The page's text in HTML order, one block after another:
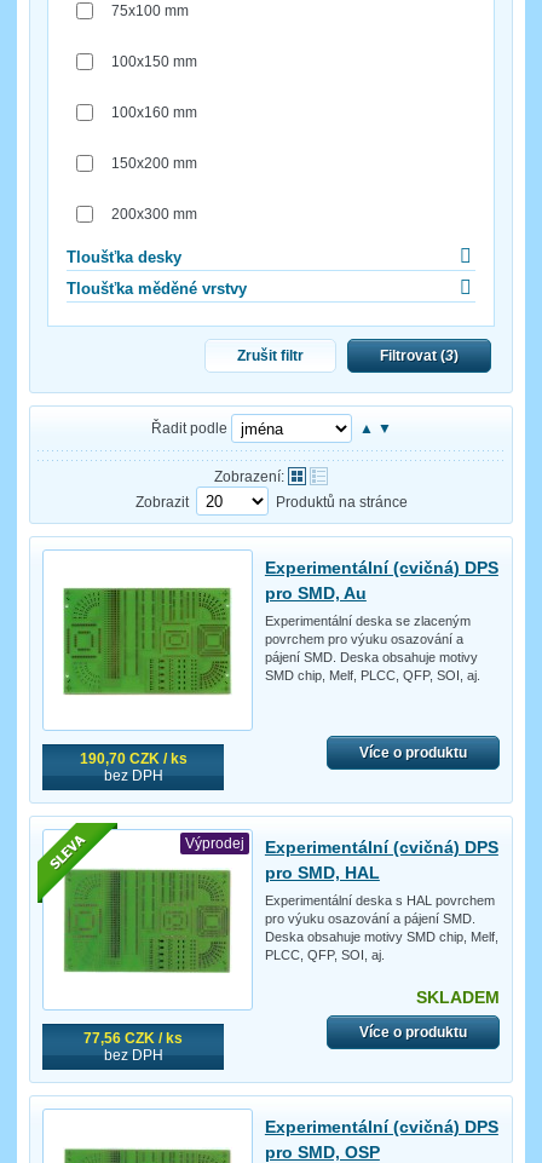
75x100 mm
100x150 mm
100x160 mm
150x200 mm
200x300 mm
Tloušťka desky
Tloušťka měděné vrstvy
Zrušit filtr Filtrovat (3)
Řadit podle ▲ ▼
Zobrazení:
Zobrazit
Produktů na stránce
190,70 CZK / ks
bez DPH
Experimentální (cvičná) DPS
pro SMD, Au
Experimentální deska se zlaceným
povrchem pro výuku osazování a
pájení SMD. Deska obsahuje motivy
SMD chip, Melf, PLCC, QFP, SOI, aj.
Více o produktu
Výprodej
77,56 CZK / ks
bez DPH
Experimentální (cvičná) DPS
pro SMD, HAL
Experimentální deska s HAL povrchem
pro výuku osazování a pájení SMD.
Deska obsahuje motivy SMD chip, Melf,
PLCC, QFP, SOI, aj.
SKLADEM
Více o produktu
Experimentální (cvičná) DPS
pro SMD, OSP